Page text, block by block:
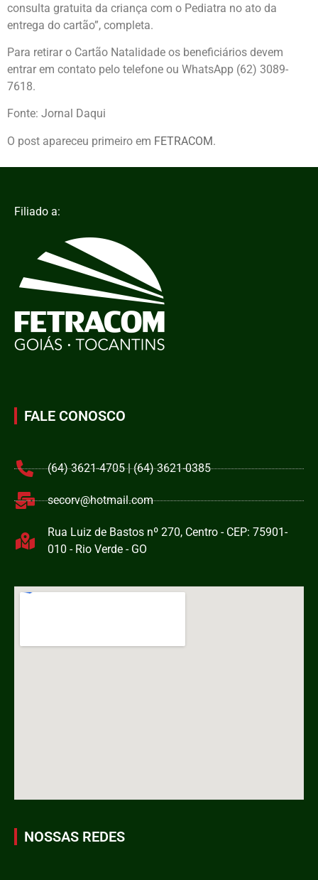
consulta gratuita da criança com o Pediatra no ato da
entrega do cartão”, completa.
Para retirar o Cartão Natalidade os beneficiários devem
entrar em contato pelo telefone ou WhatsApp (62) 3089-
7618.
Fonte: Jornal Daqui
O post apareceu primeiro em FETRACOM.
Filiado a:
FALE CONOSCO
(64) 3621-4705 | (64) 3621-0385
secorv@hotmail.com
Rua Luiz de Bastos nº 270, Centro - CEP: 75901-
010 - Rio Verde - GO
NOSSAS REDES